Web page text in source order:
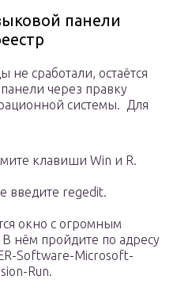
панели
сработали, остаётся
через правку
системы. Для
клавиши Win и R.
введите regedit.
окно с огромным
нём пройдите по адресу
Software-Microsoft-
Run.